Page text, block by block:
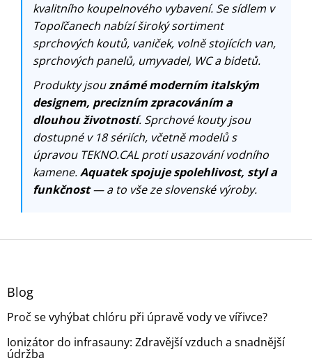
kvalitního koupelnového vybavení. Se sídlem v
Topoľčanech nabízí široký sortiment
sprchových koutů, vaniček, volně stojících van,
sprchových panelů, umyvadel, WC a bidetů.
Produkty jsouznámé moderním italským
designem, precizním zpracováním a
dlouhou životností. Sprchové kouty jsou
dostupné v 18 sériích, včetně modelů s
úpravou TEKNO.CAL proti usazování vodního
kamene.Aquatek spojuje spolehlivost, styl a
funkčnost— a to vše ze slovenské výroby.
Z
Blog
Proč se vyhýbat chlóru při úpravě vody ve vířivce?
Ionizátor do infrasauny: Zdravější vzduch a snadnější
údržba